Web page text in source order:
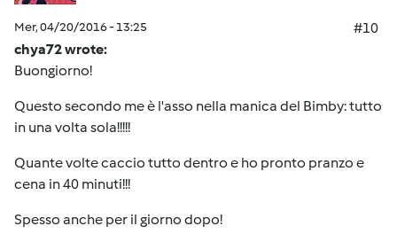
Mer, 04/20/2016 - 13:25
#10
chya72 wrote:
Buongiorno!
Questo secondo me è l'asso nella manica del Bimby: tutto
in una volta sola!!!!!
Quante volte caccio tutto dentro e ho pronto pranzo e
cena in 40 minuti!!!
Spesso anche per il giorno dopo!